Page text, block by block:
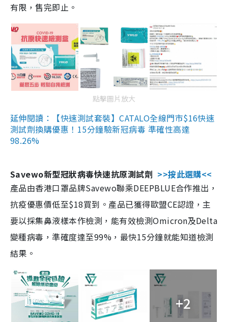
有限，售完即止。
點擊圖片放大
延伸閱讀：【快速測試套裝】CATALO全線門市$16快速
測試劑換購優惠！15分鐘驗新冠病毒 準確性高達
98.26%
Savewo新型冠狀病毒快速抗原測試劑 >>按此選購<<
產品由香港口罩品牌Savewo聯乘DEEPBLUE合作推出，
抗疫優惠價低至$18買到。產品已獲得歐盟CE認證，主
要以採集鼻液樣本作檢測，能有效檢測Omicron及Delta
變種病毒，準確度達至99%，最快15分鐘就能知道檢測
結果。
+2